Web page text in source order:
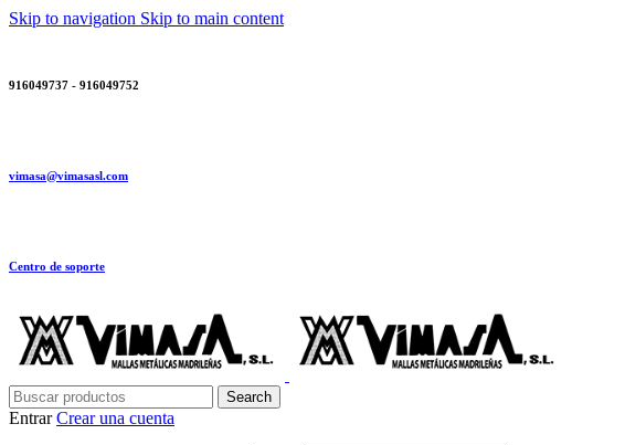
Skip to navigation Skip to main content
916049737 - 916049752
vimasa@vimasasl.com
Centro de soporte
Search
EntrarCrear una cuenta